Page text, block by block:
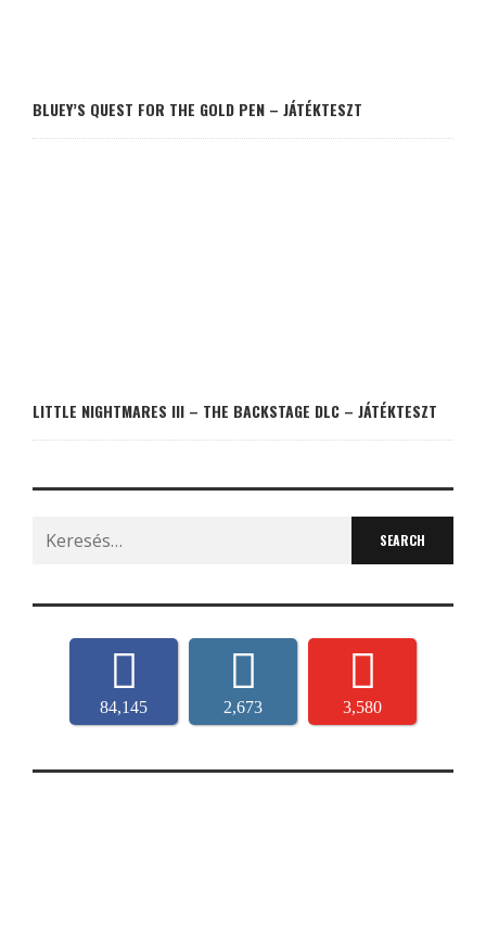
BLUEY’S QUEST FOR THE GOLD PEN – JÁTÉKTESZT
LITTLE NIGHTMARES III – THE BACKSTAGE DLC – JÁTÉKTESZT
Search
for:
84,145 2,673 3,580